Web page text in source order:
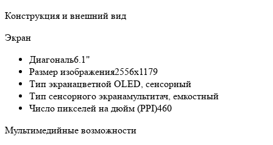
Конструкция и внешний вид
Экран
Диагональ6.1"
Размер изображения2556x1179
Тип экранацветной OLED, сенсорный
Тип сенсорного экранамультитач, емкостный
Число пикселей на дюйм (PPI)460
Мультимедийные возможности